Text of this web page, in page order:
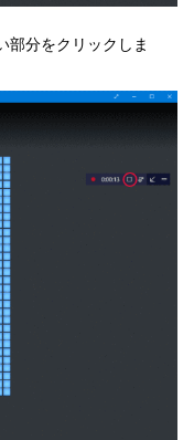
部分をクリックしま